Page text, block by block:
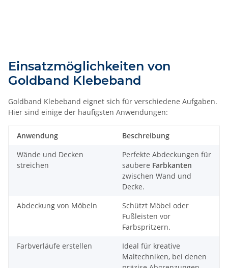
Einsatzmöglichkeiten von
Goldband Klebeband
Goldband Klebeband eignet sich für verschiedene Aufgaben.
Hier sind einige der häufigsten Anwendungen:
Anwendung
Beschreibung
Wände und Decken
streichen
Perfekte Abdeckungen für
saubere Farbkanten
zwischen Wand und
Decke.
Abdeckung von Möbeln
Schützt Möbel oder
Fußleisten vor
Farbspritzern.
Farbverläufe erstellen
Ideal für kreative
Maltechniken, bei denen